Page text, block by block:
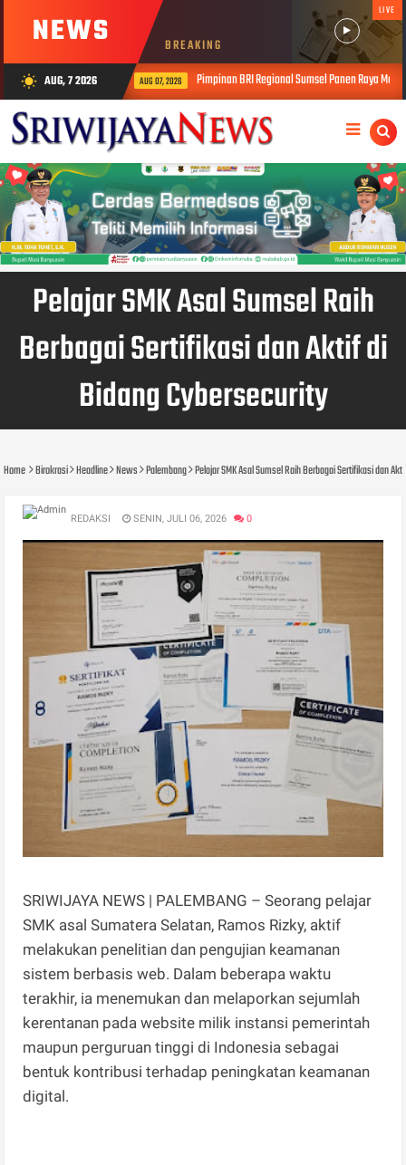
NEWS BREAKING
LIVE
wb_sunny AUG, 7 2026AUG 07, 2026 Pimpinan BRI Regional Sumsel Panen Raya Melon Inthanon
Pelajar SMK Asal Sumsel Raih
Berbagai Sertifikasi dan Aktif di
Bidang Cybersecurity
Home Birokrasi Headline News Palembang Pelajar SMK Asal Sumsel Raih Berbagai Sertifikasi dan
REDAKSI SENIN, JULI 06, 2026 0
SRIWIJAYA NEWS | PALEMBANG – Seorang pelajar
SMK asal Sumatera Selatan, Ramos Rizky, aktif
melakukan penelitian dan pengujian keamanan
sistem berbasis web. Dalam beberapa waktu
terakhir, ia menemukan dan melaporkan sejumlah
kerentanan pada website milik instansi pemerintah
maupun perguruan tinggi di Indonesia sebagai
bentuk kontribusi terhadap peningkatan keamanan
digital.